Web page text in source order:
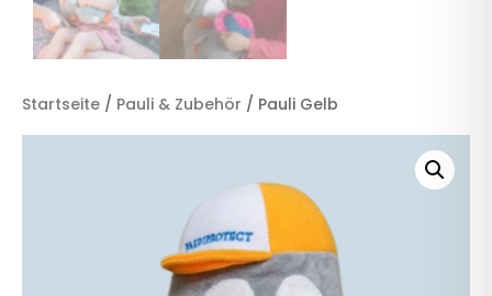
Startseite / Pauli & Zubehör / Pauli Gelb